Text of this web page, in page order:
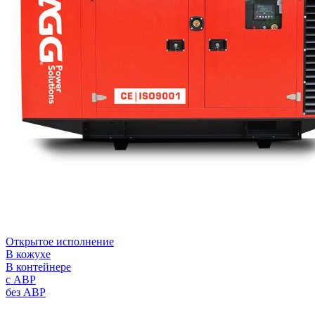
Открытое исполнение
В кожухе
В контейнере
с АВР
без АВР